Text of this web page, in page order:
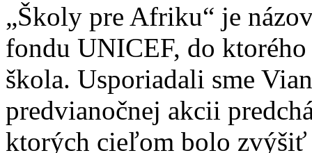
„Školy pre Afriku“ je
fondu UNICEF, do
škola. Usporiadali sme
predvianočnej akcii
ktorých cieľom bolo